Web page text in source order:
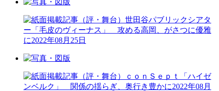
（評・舞台）世田谷パブリックシアタ
ー「毛皮のヴィーナス」 攻める高岡、がさつに優雅
に2022年08月25日
（評・舞台）ｃｏｎＳｅｐｔ「ハイゼ
ンベルク」 関係の揺らぎ、奥行き豊かに2022年08月